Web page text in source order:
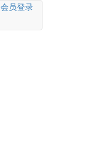
会员登录